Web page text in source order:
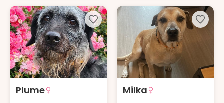
Plume Milka